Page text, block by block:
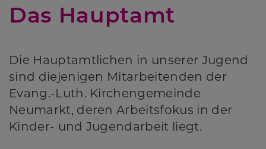
Das Hauptamt
Die Hauptamtlichen in unserer Jugend
sind diejenigen Mitarbeitenden der
Evang.-Luth. Kirchengemeinde
Neumarkt, deren Arbeitsfokus in der
Kinder- und Jugendarbeit liegt.